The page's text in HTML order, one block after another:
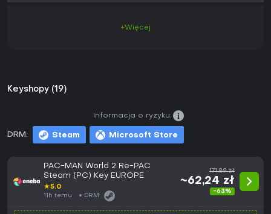
+Więcej
Keyshopy (19)
DRM: Steam Microsoft Store
Informacja o ryzyku:
PAC-MAN World 2 Re-PAC
Steam (PC) Key EUROPE
★5.0
11h temu DRM:
171,89 zł
~62,24 zł
-63%